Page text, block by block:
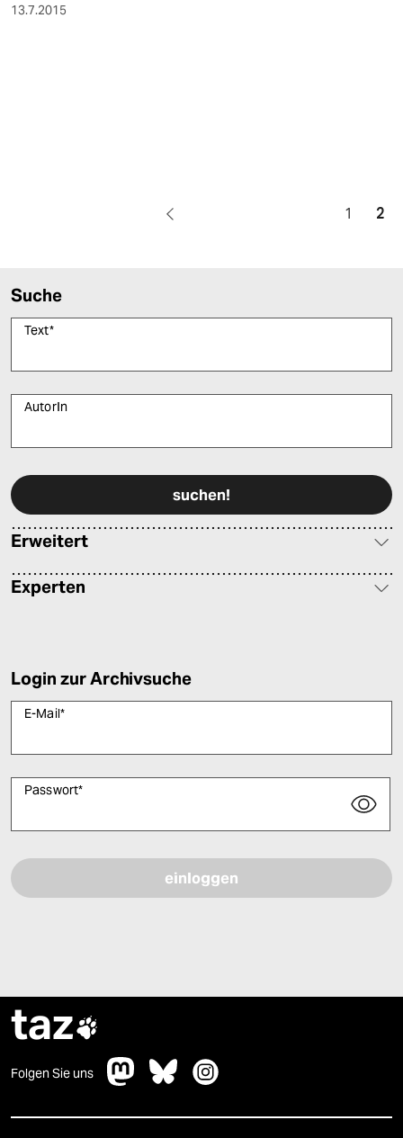
13.7.2015
1 2
Suche
Text*
AutorIn
Erweitert
Experten
Login zur Archivsuche
E-Mail*
Passwort*
taz
Folgen Sie uns